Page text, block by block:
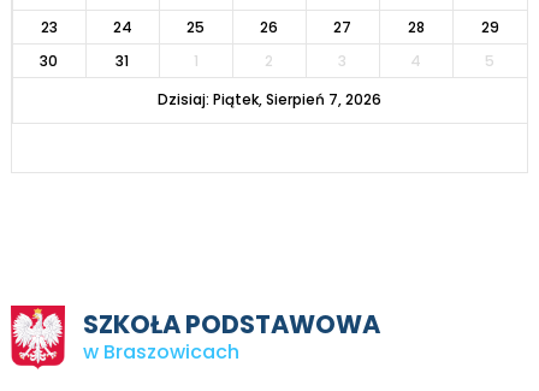
23
24 25 26 27 28
29
30
31 1 2 3 4
5
Dzisiaj: Piątek, Sierpień 7, 2026
SZKOŁA PODSTAWOWA
w Braszowicach